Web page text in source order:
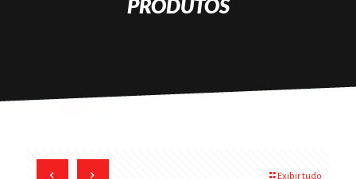
PRODUTOS
Exibir tudo